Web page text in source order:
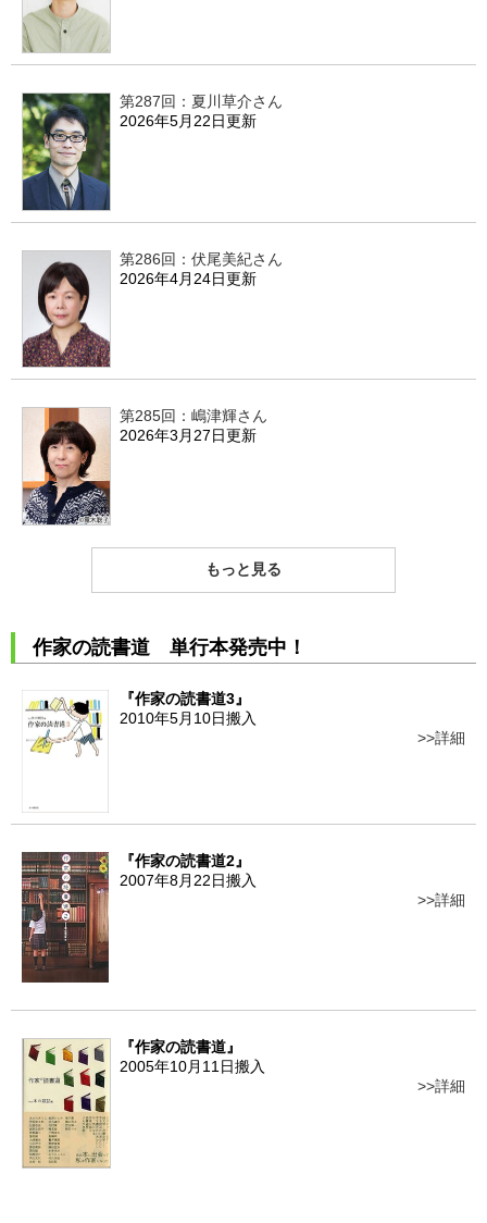
第287回：夏川草介さん
2026年5月22日更新
第286回：伏尾美紀さん
2026年4月24日更新
第285回：嶋津輝さん
2026年3月27日更新
もっと見る
作家の読書道 単行本発売中！
『作家の読書道3』
2010年5月10日搬入
詳細
『作家の読書道2』
2007年8月22日搬入
詳細
『作家の読書道』
2005年10月11日搬入
詳細